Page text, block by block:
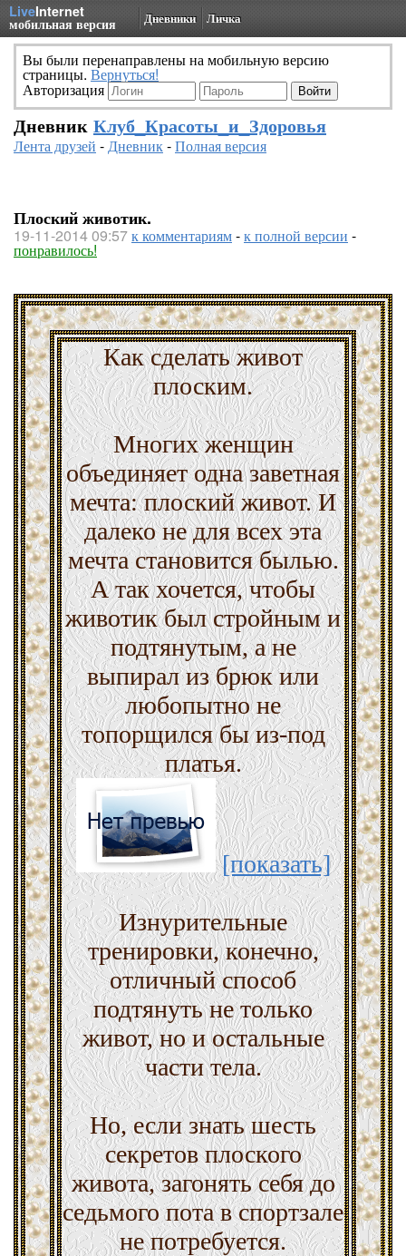
LiveInternet
мобильная версия Дневники Личка
Вы были перенаправлены на мобильную версию
страницы. Вернуться!
Авторизация
Дневник Клуб_Красоты_и_Здоровья
Лента друзей -Дневник-Полная версия
Плоский животик.
19-11-2014 09:57к комментариям-к полной версии -
понравилось!
Как сделать живот
плоским.
Многих женщин
объединяет одна заветная
мечта: плоский живот. И
далеко не для всех эта
мечта становится былью.
А так хочется, чтобы
животик был стройным и
подтянутым, а не
выпирал из брюк или
любопытно не
топорщился бы из-под
платья.
[показать]
Изнурительные
тренировки, конечно,
отличный способ
подтянуть не только
живот, но и остальные
части тела.
Но, если знать шесть
секретов плоского
живота, загонять себя до
седьмого пота в спортзале
не потребуется.